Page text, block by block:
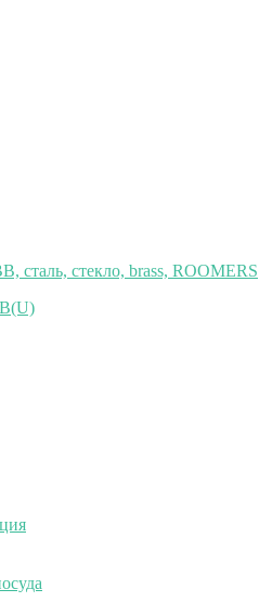
сталь, стекло, brass, ROOMERS